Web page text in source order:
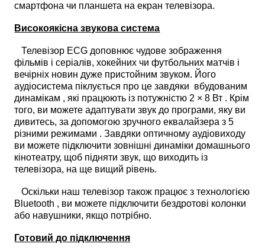
смартфона чи планшета на екран телевізора.
Високоякісна звукова система
Телевізор ECG доповнює чудове зображення
фільмів і серіалів, хокейних чи футбольних матчів і
вечірніх новин дуже пристойним звуком. Його
аудіосистема піклується про це завдяки вбудованим
динамікам , які працюють із потужністю 2 × 8 Вт . Крім
того, ви можете адаптувати звук до програми, яку ви
дивитесь, за допомогою зручного еквалайзера з 5
різними режимами . Завдяки оптичному аудіовиходу
ви можете підключити зовнішні динаміки домашнього
кінотеатру, щоб підняти звук, що виходить із
телевізора, на ще вищий рівень.
Оскільки наш телевізор також працює з технологією
Bluetooth , ви можете підключити бездротові колонки
або навушники, якщо потрібно.
Готовий до підключення